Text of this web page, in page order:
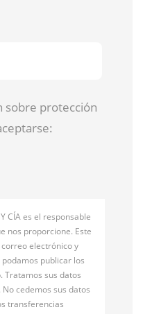
sobre protección
CÍA es el responsable
nos proporcione. Este
electrónico y
publicar los
Tratamos sus datos
cedemos sus datos
transferencias